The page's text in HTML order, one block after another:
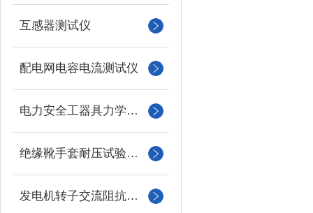
互感器测试仪
配电网电容电流测试仪
电力安全工器具力学性能试验机
绝缘靴手套耐压试验装置
发电机转子交流阻抗测试仪